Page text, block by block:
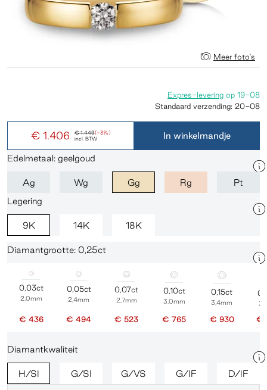
Meer foto's
€ 1.449(-3%)
€ 1.406 incl. BTW
Expres-levering op 19-08
Standaard verzending: 20-08
In winkelmandje
Edelmetaal: geelgoud
Ag Wg Gg Rg
Pt
Legering
9K 14K 18K
Diamantgrootte: 0,25ct
0,03ct
2,0mm
€ 436
0,05ct
2,4mm
€ 494
0,07ct
2,7mm
€ 523
0,10ct
3,0mm
€ 765
0,15ct
3,4mm
€ 930 €
Diamantkwaliteit
H/SI G/SI G/VS G/IF D/IF